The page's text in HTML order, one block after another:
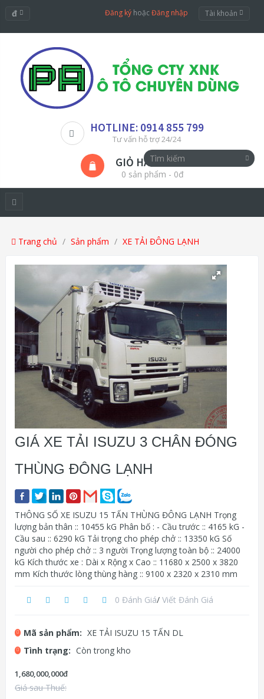
đ Đăng ký hoặcĐăng nhập Tài khoản
HOTLINE: 0914 855 799
Tư vấn hỗ trợ 24/24
GIỎ HÀNG
0 sản phẩm - 0đ
Trang chủ Sản phẩm XE TẢI ĐÔNG LẠNH
GIÁ XE TẢI ISUZU 3 CHÂN ĐÓNG
THÙNG ĐÔNG LẠNH
THÔNG SỐ XE ISUZU 15 TẤN THÙNG ĐÔNG LẠNH Trọng
lượng bản thân :: 10455 kG Phân bố : - Cầu trước :: 4165 kG -
Cầu sau :: 6290 kG Tải trọng cho phép chở :: 13350 kG Số
người cho phép chở :: 3 người Trọng lượng toàn bộ :: 24000
kG Kích thước xe : Dài x Rộng x Cao :: 11680 x 2500 x 3820
mm Kích thước lòng thùng hàng :: 9100 x 2320 x 2310 mm
0 Đánh Giá/ Viết Đánh Giá
Mã sản phẩm: XE TẢI ISUZU 15 TẤN DL
Tình trạng: Còn trong kho
1,680,000,000đ
Giá sau Thuế: